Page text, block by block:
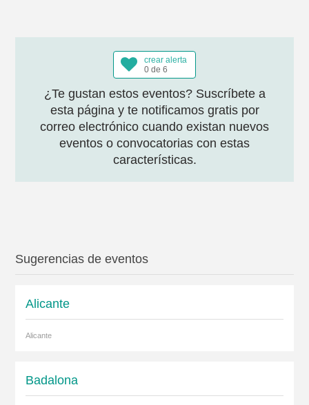
crear alerta
0 de 6
¿Te gustan estos eventos? Suscríbete a
esta página y te notificamos gratis por
correo electrónico cuando existan nuevos
eventos o convocatorias con estas
características.
Sugerencias de eventos
Alicante
Alicante
Badalona